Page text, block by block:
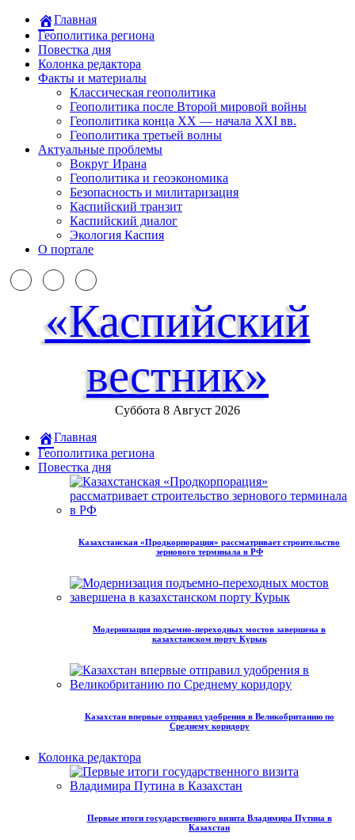
Главная
Геополитика региона
Повестка дня
Колонка редактора
Факты и материалы
Классическая геополитика
Геополитика после Второй мировой войны
Геополитика конца XX — начала XXI вв.
Геополитика третьей волны
Актуальные проблемы
Вокруг Ирана
Геополитика и геоэкономика
Безопасность и милитаризация
Каспийский транзит
Каспийский диалог
Экология Каспия
О портале
«Каспийский
вестник»
Суббота 8 Август 2026
Главная
Геополитика региона
Повестка дня
Казахстанская «Продкорпорация» рассматривает строительство
зернового терминала в РФ
Модернизация подъемно-переходных мостов завершена в
казахстанском порту Курык
Казахстан впервые отправил удобрения в Великобританию по
Среднему коридору
Колонка редактора
Первые итоги государственного визита Владимира Путина в
Казахстан